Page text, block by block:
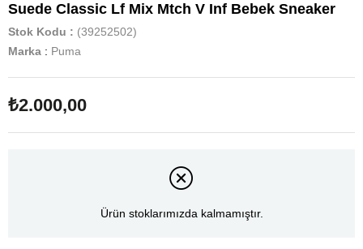
Suede Classic Lf Mix Mtch V Inf Bebek Sneaker
Stok Kodu
(39252502)
Marka : Puma
₺2.000,00
Ürün stoklarımızda kalmamıştır.